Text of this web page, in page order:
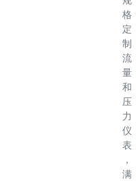
格
定
制
流
量
和
压
力
仪
表
，
满